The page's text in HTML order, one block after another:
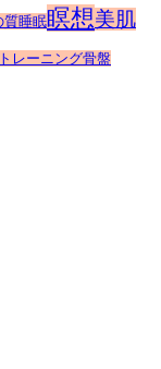
質睡眠瞑想美肌
レーニング骨盤